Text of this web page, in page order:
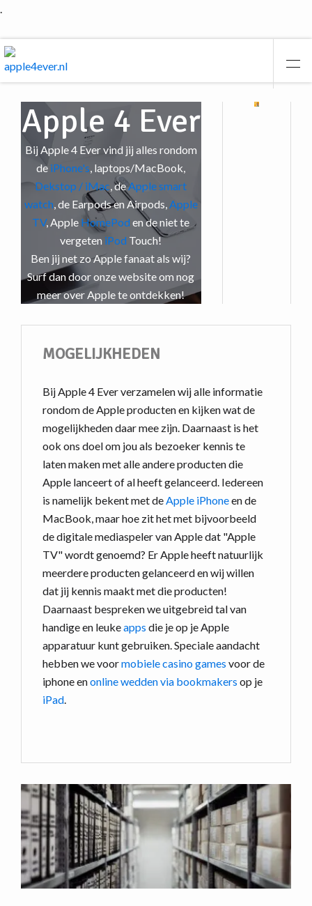
.
Apple 4 Ever
Bij Apple 4 Ever vind jij alles rondom
de iPhone's, laptops/MacBook,
Dekstop / iMac, deApple smart
watch, de Earpods en Airpods,Apple
TV, Apple HomePod en de niet te
vergeten iPod Touch!
Ben jij net zo Apple fanaat als wij?
Surf dan door onze website om nog
meer over Apple te ontdekken!
MOGELIJKHEDEN
Bij Apple 4 Ever verzamelen wij alle informatie
rondom de Apple producten en kijken wat de
mogelijkheden daar mee zijn. Daarnaast is het
ook ons doel om jou als bezoeker kennis te
laten maken met alle andere producten die
Apple lanceert of al heeft gelanceerd. Iedereen
is namelijk bekent met deApple iPhoneen de
MacBook, maar hoe zit het met bijvoorbeeld
de digitale mediaspeler van Apple dat "Apple
TV" wordt genoemd? Er Apple heeft natuurlijk
meerdere producten gelanceerd en wij willen
dat jij kennis maakt met die producten!
Daarnaast bespreken we uitgebreid tal van
handige en leukeapps die je op je Apple
apparatuur kunt gebruiken. Speciale aandacht
hebben we voormobiele casino games voor de
iphone enonline wedden via bookmakers op je
iPad.